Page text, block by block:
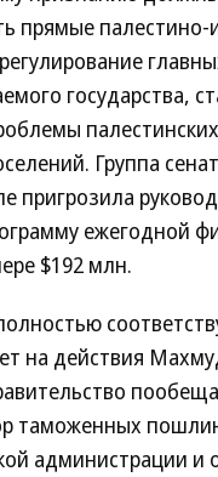
прямые палестино-
государства,
Группа
пригрозила
ежегодной
$192 млн.
на действия
таможенных
администрации и